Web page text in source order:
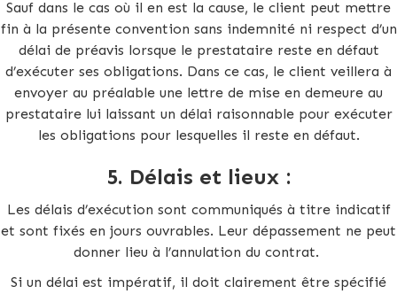
Sauf dans le cas où il en est la cause, le client peut mettre
fin à la présente convention sans indemnité ni respect d’un
délai de préavis lorsque le prestataire reste en défaut
d’exécuter ses obligations. Dans ce cas, le client veillera à
envoyer au préalable une lettre de mise en demeure au
prestataire lui laissant un délai raisonnable pour exécuter
les obligations pour lesquelles il reste en défaut.
5. Délais et lieux :
Les délais d’exécution sont communiqués à titre indicatif
et sont fixés en jours ouvrables. Leur dépassement ne peut
donner lieu à l’annulation du contrat.
Si un délai est impératif, il doit clairement être spécifié